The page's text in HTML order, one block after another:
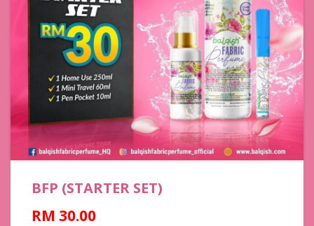
BFP (STARTER SET)
RM 30.00